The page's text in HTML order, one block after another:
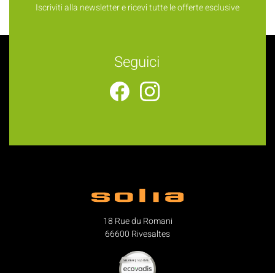
Iscriviti alla newsletter e ricevi tutte le offerte esclusive
Seguici
18 Rue du Romani
66600 Rivesaltes